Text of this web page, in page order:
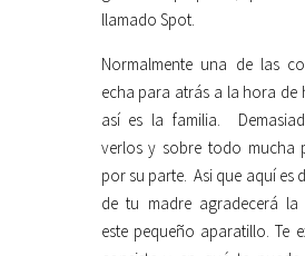
llamado Spot.
Normalmente una de las
echa para atrás a la hora de
así es la familia.
verlos y sobre todo mucha
por su parte. Asi que aquí es
de tu madre agradecerá la
este pequeño aparatillo. Te